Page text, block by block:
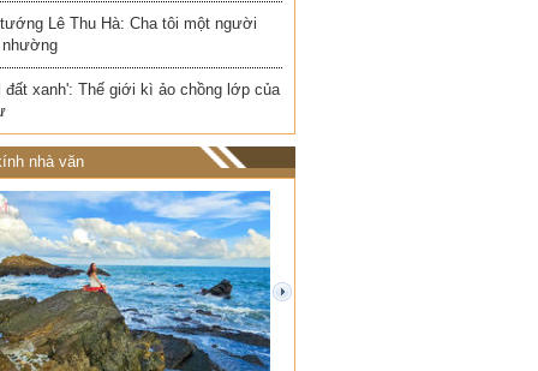
Lê Thu Hà: Cha tôi một người
nhường
đất xanh': Thế giới kì ảo chồng lớp của
nhà văn
next